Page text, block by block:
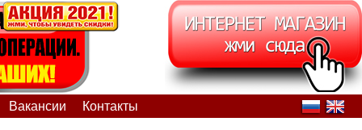
Вакансии Контакты